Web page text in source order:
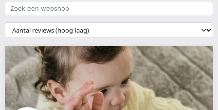
Zoek
een
webshop
{{
__('Sort')
}}